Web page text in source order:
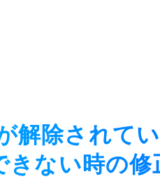
解除されて
きない時の修